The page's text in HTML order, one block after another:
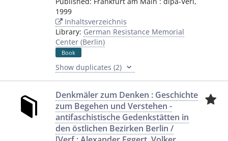
1999
Inhaltsverzeichnis
Library: German Resistance Memorial
Center (Berlin)
Book
Show duplicates (2)
Denkmäler zum Denken : Geschichte
zum Begehen und Verstehen -
antifaschistische Gedenkstätten in
den östlichen Bezirken Berlin /